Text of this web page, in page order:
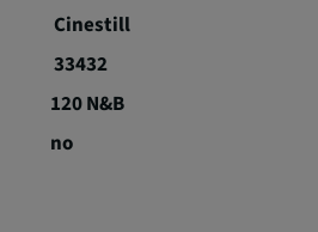
Cinestill
33432
120 N&B
no